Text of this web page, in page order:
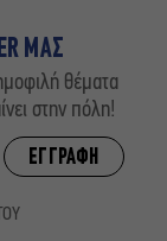
ΜΑΣ
θέματα
στην πόλη!